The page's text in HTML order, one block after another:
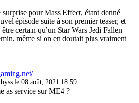
surprise pour Mass Effect, étant donné
épisode suite à son premier teaser, et
certain qu’un Star Wars Jedi Fallen
même si on en doutait plus vraiment
le 08 août, 2021 18:59
as service sur ME4 ?